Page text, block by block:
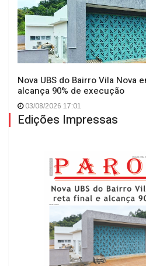
Nova UBS do Bairro Vila Nova
alcança 90% de execução
03/08/2026 17:01
Edições Impressas